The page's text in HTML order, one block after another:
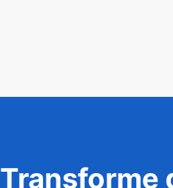
Transforme